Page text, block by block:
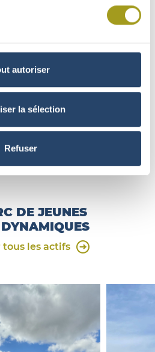
autoriser
la sélection
Refuser
DE JEUNES
tous les actifs